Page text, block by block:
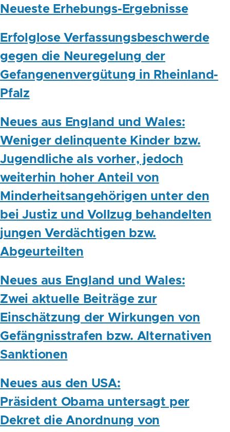
Neueste Erhebungs-Ergebnisse
Erfolglose Verfassungsbeschwerde
gegen die Neuregelung der
Gefangenenvergütung in Rheinland-
Pfalz
Neues aus England und Wales:
Weniger delinquente Kinder bzw.
Jugendliche als vorher, jedoch
weiterhin hoher Anteil von
Minderheitsangehörigen unter den
bei Justiz und Vollzug behandelten
jungen Verdächtigen bzw.
Abgeurteilten
Neues aus England und Wales:
Zwei aktuelle Beiträge zur
Einschätzung der Wirkungen von
Gefängnisstrafen bzw. Alternativen
Sanktionen
Neues aus den USA:
Präsident Obama untersagt per
Dekret die Anordnung von